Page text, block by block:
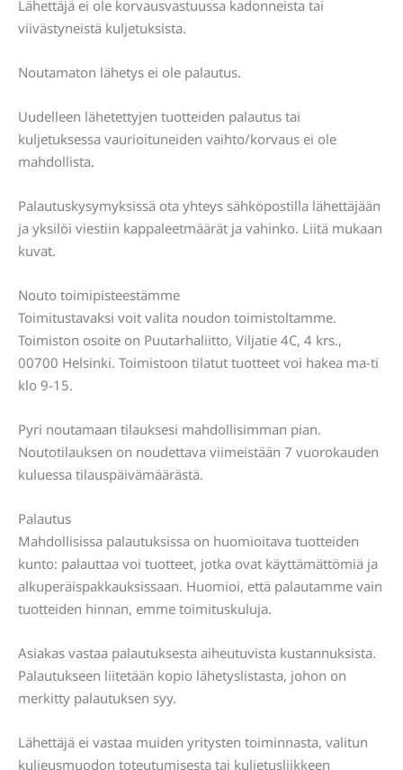
Lähettäjä ei ole korvausvastuussa kadonneista tai
viivästyneistä kuljetuksista.
Noutamaton lähetys ei ole palautus.
Uudelleen lähetettyjen tuotteiden palautus tai
kuljetuksessa vaurioituneiden vaihto/korvaus ei ole
mahdollista.
Palautuskysymyksissä ota yhteys sähköpostilla lähettäjään
ja yksilöi viestiin kappaleetmäärät ja vahinko. Liitä mukaan
kuvat.
Nouto toimipisteestämme
Toimitustavaksi voit valita noudon toimistoltamme.
Toimiston osoite on Puutarhaliitto, Viljatie 4C, 4 krs.,
00700 Helsinki. Toimistoon tilatut tuotteet voi hakea ma-ti
klo 9-15.
Pyri noutamaan tilauksesi mahdollisimman pian.
Noutotilauksen on noudettava viimeistään 7 vuorokauden
kuluessa tilauspäivämäärästä.
Palautus
Mahdollisissa palautuksissa on huomioitava tuotteiden
kunto: palauttaa voi tuotteet, jotka ovat käyttämättömiä ja
alkuperäispakkauksissaan. Huomioi, että palautamme vain
tuotteiden hinnan, emme toimituskuluja.
Asiakas vastaa palautuksesta aiheutuvista kustannuksista.
Palautukseen liitetään kopio lähetyslistasta, johon on
merkitty palautuksen syy.
Lähettäjä ei vastaa muiden yritysten toiminnasta, valitun
kuljeusmuodon toteutumisesta tai kuljetusliikkeen